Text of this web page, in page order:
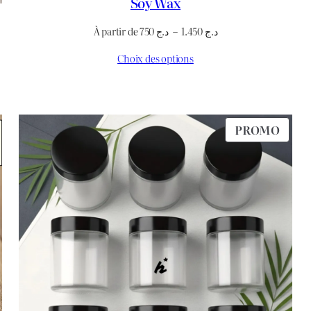
À partir de د.ج750 – د.جPlage
Choix des options
PROMO
EN